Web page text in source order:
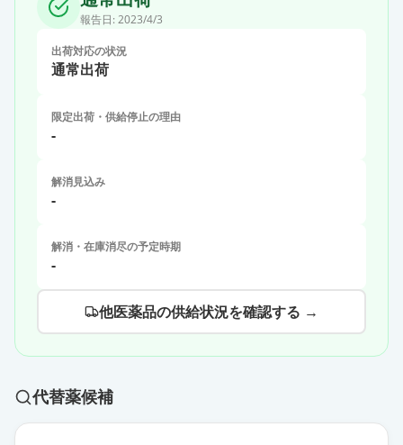
報告日: 2023/4/3
出荷対応の状況
通常出荷
限定出荷・供給停止の理由
-
解消見込み
-
解消・在庫消尽の予定時期
-
他医薬品の供給状況を確認する →
代替薬候補